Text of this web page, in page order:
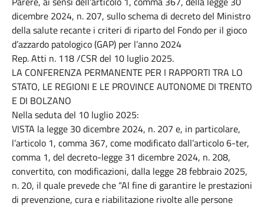
dicembre 2024, n. 207, sullo schema di decreto del Ministro
della salute recante i criteri di riparto del Fondo per il gioco
d’azzardo patologico (GAP) per l’anno 2024
Rep. Atti n. 118 /CSR del 10 luglio 2025.
LA CONFERENZA PERMANENTE PER I RAPPORTI TRA LO
STATO, LE REGIONI E LE PROVINCE AUTONOME DI TRENTO
E DI BOLZANO
Nella seduta del 10 luglio 2025:
VISTA la legge 30 dicembre 2024, n. 207 e, in particolare,
l’articolo 1, comma 367, come modificato dall’articolo 6-ter,
comma 1, del decreto-legge 31 dicembre 2024, n. 208,
convertito, con modificazioni, dalla legge 28 febbraio 2025,
n. 20, il quale prevede che “Al fine di garantire le prestazioni
di prevenzione, cura e riabilitazione rivolte alle persone